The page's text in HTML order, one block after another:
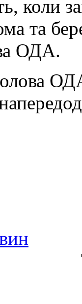
коли
та
ОДА.